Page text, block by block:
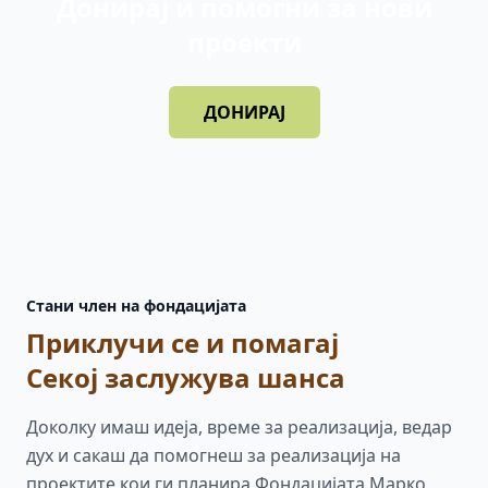
ДОНИРАЈ
Стани член на фондацијата
Приклучи се и помагај
Секој заслужува шанса
Доколку имаш идеја, време за реализација, ведар
дух и сакаш да помогнеш за реализација на